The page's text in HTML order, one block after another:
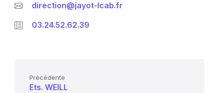
direction@jayot-lcab.fr
03.24.52.62.39
Précédente
Ets. WEILL